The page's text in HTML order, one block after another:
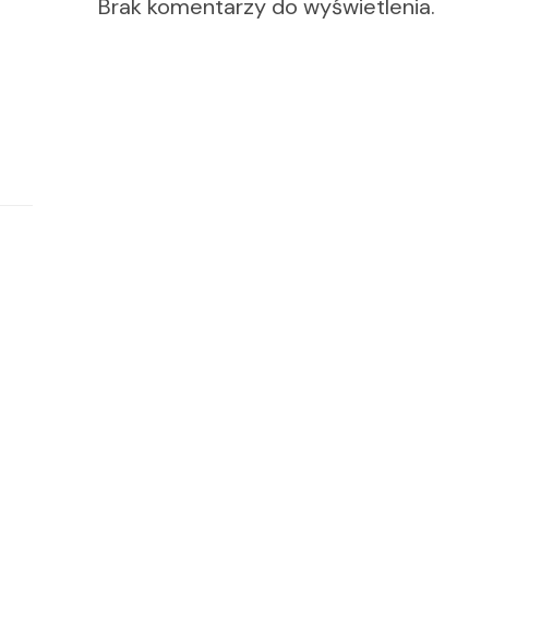
Brak komentarzy do wyświetlenia.